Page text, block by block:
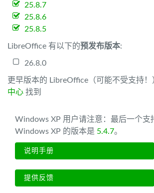
25.8.7
25.8.6
25.8.5
LibreOffice 有以下的预发布版本:
26.8.0
更早版本的 LibreOffice（可能不受支持！
中心 找到
Windows XP 用户请注意：最后一个支
Windows XP 的版本是 5.4.7。
说明手册
提供反馈